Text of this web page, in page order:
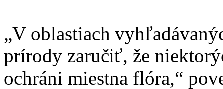
„V oblastiach
prírody zaručiť, že
ochráni miestna flóra,“